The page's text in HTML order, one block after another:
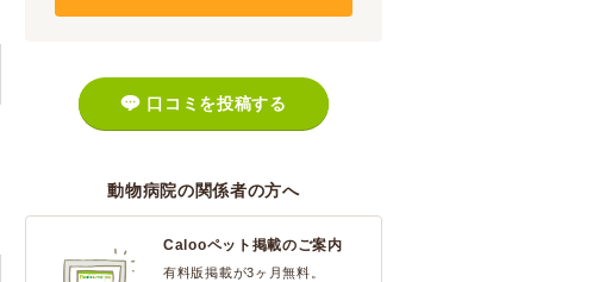
口コミを投稿する
動物病院の関係者の方へ
Calooペット掲載のご案内
有料版掲載が3ヶ月無料。